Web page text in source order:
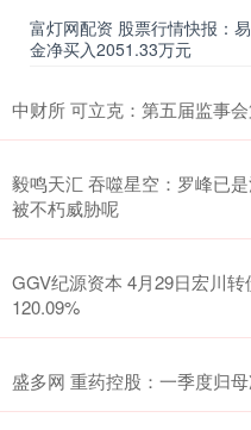
富灯网配资 股票行情快报：
金净买入2051.33万元
中财所 可立克：第五届监事
毅鸣天汇 吞噬星空：罗峰已
被不朽威胁呢
GGV纪源资本 4月29日宏川
120.09%
盛多网 重药控股：一季度归